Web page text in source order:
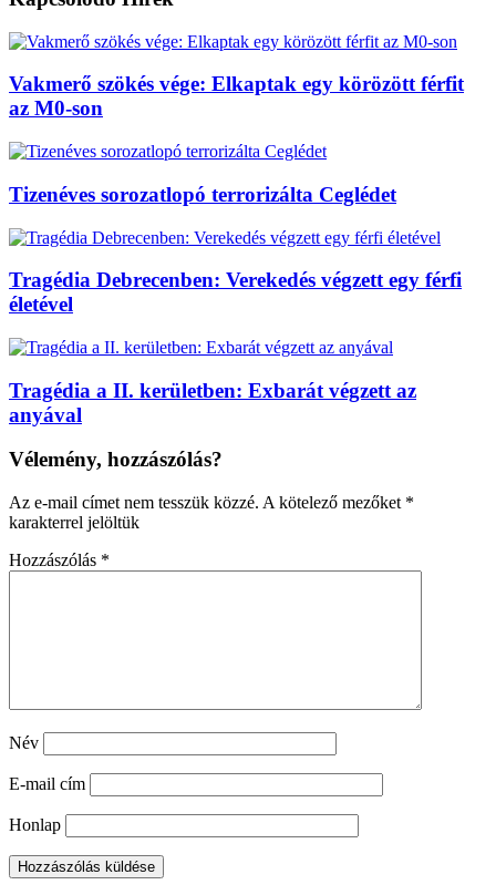
Vakmerő szökés vége: Elkaptak egy körözött férfit
az M0-son
Tizenéves sorozatlopó terrorizálta Ceglédet
Tragédia Debrecenben: Verekedés végzett egy férfi
életével
Tragédia a II. kerületben: Exbarát végzett az
anyával
Vélemény, hozzászólás?
Az e-mail címet nem tesszük közzé. A kötelező mezőket *
karakterrel jelöltük
Hozzászólás *
Név
E-mail cím
Honlap